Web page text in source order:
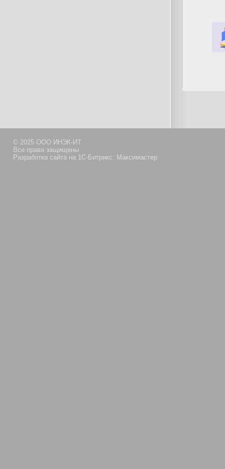
© 2025 ООО ИНЭК-ИТ
Все права защищены
Разработка сайта на 1С-Битрикс: Максимастер